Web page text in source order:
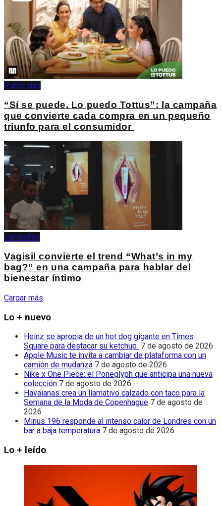
Publicidad
“Sí se puede. Lo puedo Tottus”: la campaña
que convierte cada compra en un pequeño
triunfo para el consumidor
Campañas
Vagisil convierte el trend “What’s in my
bag?” en una campaña para hablar del
bienestar íntimo
Cargar más
Lo + nuevo
Heinz se apropia de un hot dog gigante en Times
Square para destacar su ketchup 7 de agosto de 2026
Apple Music te invita a cambiar de plataforma con un
camión de mudanza 7 de agosto de 2026
Nike x One Piece: el Poneglyph que anticipa una nueva
colección 7 de agosto de 2026
Havaianas crea un llamativo calzado con taco para la
Semana de la Moda de Copenhague 7 de agosto de
2026
Minus 196 responde al intenso calor de Londres con un
bar a baja temperatura 7 de agosto de 2026
Lo + leído